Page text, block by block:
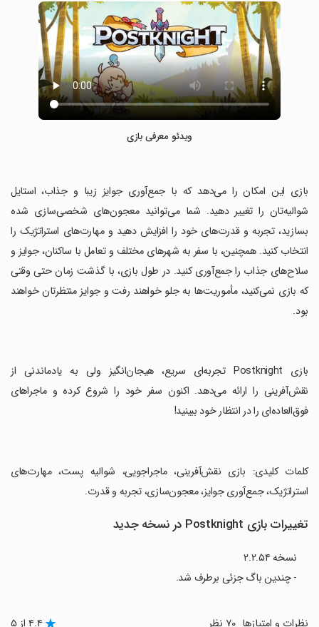
ویدئو معرفی بازی
‏بازی این امکان را می‌دهد که با جمع‌آوری جوایز زیبا و جذاب، استایل
شوالیه‌تان را تغییر دهید. شما می‌توانید معجون‌های شخصی‌سازی شده
بسازید، تجربه و قدرت‌های خود را افزایش دهید و مهارت‌های استراتژیک را
انتخاب کنید. همچنین، با سفر به شهرهای مختلف و تعامل با ساکنان، جوایز و
سلاح‌های جذاب را جمع‌آوری کنید. در طول بازی، با گذشت زمان حتی وقتی
که بازی نمی‌کنید، مأموریت‌ها به جلو خواهند رفت و جوایز منتظرتان خواهند
بود.
‏بازی Postknight تجربه‌ای سریع، هیجان‌انگیز ولی به یادماندنی از
نقش‌آفرینی را ارائه می‌دهد. اکنون سفر خود را شروع کرده و ماجراهای
فوق‌العاده‌ای را در انتظار خود ببینید!
‏کلمات کلیدی: بازی نقش‌آفرینی، ماجراجویی، شوالیه پست، مهارت‌های
استراتژیک، جمع‌آوری جوایز، معجون‌سازی، تجربه و قدرت.
تغییرات بازی Postknight در نسخه جدید
نسخه ۲.۲.۵۴
- چندین باگ جزئی برطرف شد.
نظرات و امتیازها ۴.۴ از ۵